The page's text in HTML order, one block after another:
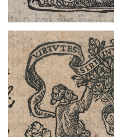
Francia
1529 - 1570
1529 - 1570